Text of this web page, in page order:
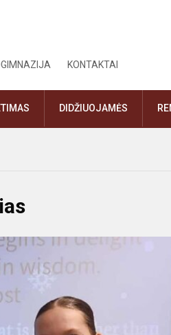
KONTAKTAI
DIDŽIUOJAMĖS